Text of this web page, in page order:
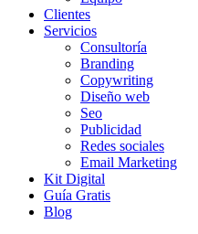
Clientes
Servicios
Consultoría
Branding
Copywriting
Diseño web
Seo
Publicidad
Redes sociales
Email Marketing
Kit Digital
Guía Gratis
Blog